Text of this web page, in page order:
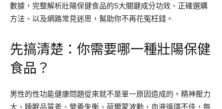
數據，完整解析壯陽保健食品的5大關鍵成分功效、正確選購
方法、以及網路常見迷思，幫助你不再花冤枉錢。
先搞清楚：你需要哪一種壯陽保健
食品？
男性的性功能健康問題從來就不是單一原因造成的。精神壓力
大、睡眠品質差、營養失衡、荷爾蒙波動、血液循環不佳，每